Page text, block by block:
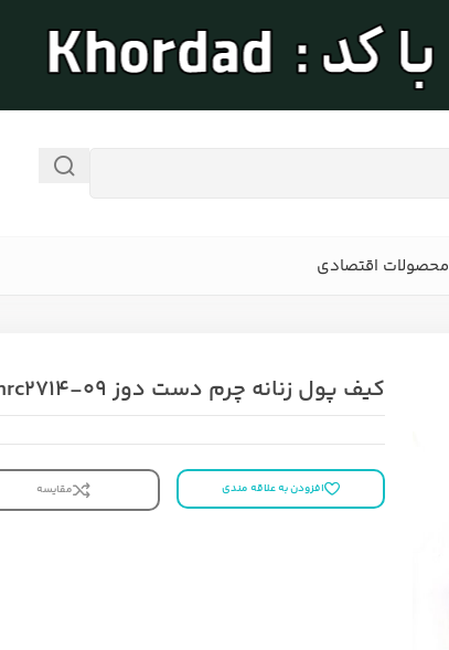
محصولات اقتصادی
کیف پول زنانه چرم دست دوز mrc2714-09
افزودن به علاقه مندی مقایسه